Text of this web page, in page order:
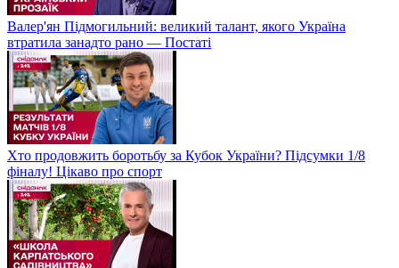
Валер'ян Підмогильний: великий талант, якого Україна
втратила занадто рано — Постаті
Хто продовжить боротьбу за Кубок України? Підсумки 1/8
фіналу! Цікаво про спорт